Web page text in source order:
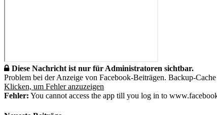
Diese Nachricht ist nur für Administratoren sichtbar.
Problem bei der Anzeige von Facebook-Beiträgen. Backup-
Klicken, um Fehler anzuzeigen
Fehler: You cannot access the app till you log in to